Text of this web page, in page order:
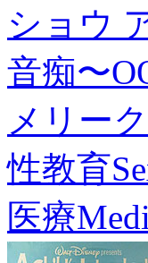
ショウ
音痴〜
メリー
性教育
医療